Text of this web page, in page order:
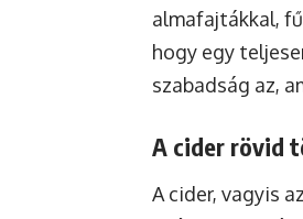
almafajtákkal,
hogy egy
szabadság az,
A cider rövid
A cider, vagyis